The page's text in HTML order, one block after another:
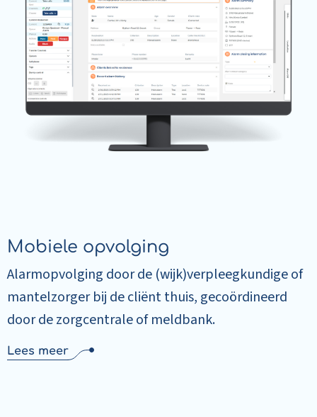
Mobiele opvolging
Alarmopvolging door de (wijk)verpleegkundige of
mantelzorger bij de cliënt thuis, gecoördineerd
door de zorgcentrale of meldbank.
Lees meer